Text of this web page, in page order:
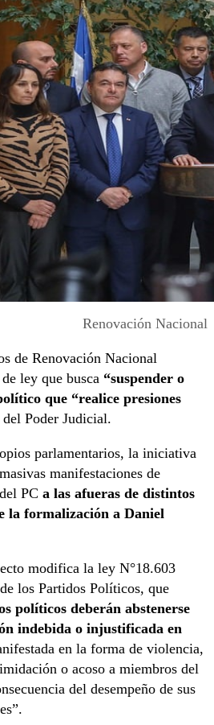
Renovación Nacional
de Renovación Nacional
ley que busca “suspender o
que “realice presiones
Poder Judicial.
parlamentarios, la iniciativa
manifestaciones de
PC a las afueras de distintos
la formalización a Daniel
modifica la ley N°18.603
los Partidos Políticos, que
políticos deberán abstenerse
indebida o injustificada en
en la forma de violencia,
o acoso a miembros del
del desempeño de sus